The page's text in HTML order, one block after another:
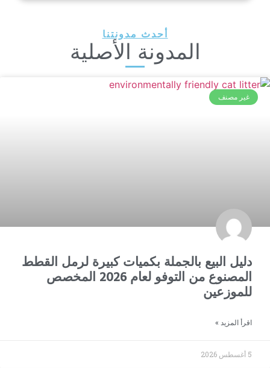
أحدث مدونتنا
المدونة الأصلية
غير مصنف
دليل البيع بالجملة بكميات كبيرة لرمل القطط
المصنوع من التوفو لعام 2026 المخصص
للموزعين
اقرأ المزيد »
5 أغسطس 2026